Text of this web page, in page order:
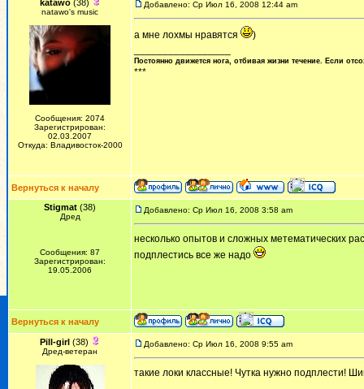
katawo(38)
natawo's music
Сообщения: 2074
Зарегистрирован:
02.03.2007
Откуда: Владивосток-2000
Добавлено: Ср Июл 16, 2008 12:44 am
а мне лохмы нравятся
)
Постоянно движется нога, отбивая жизни течение. Если
***
Вернуться к началу
Stigmat (38)
Дред
Сообщения: 87
Зарегистрирован:
19.05.2006
Добавлено: Ср Июл 16, 2008 3:58 am
несколько опытов и сложных метематических
подплестись все же надо
Вернуться к началу
Pill-girl (38)
Дред-ветеран
Добавлено: Ср Июл 16, 2008 9:55 am
такие локи классные! Чутка нужно подплести!